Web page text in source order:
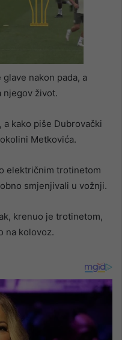
nakon pada, a
njegov život.
kako piše Dubrovački
Metkovića.
električnim trotinetom
smjenjivali u vožnji.
krenuo je trotinetom,
na kolovoz.